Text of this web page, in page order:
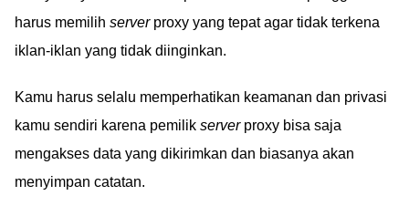
harus memilih serverproxy yang tepat agar tidak terkena
iklan-iklan yang tidak diinginkan.
Kamu harus selalu memperhatikan keamanan dan privasi
kamu sendiri karena pemilik serverproxy bisa saja
mengakses data yang dikirimkan dan biasanya akan
menyimpan catatan.